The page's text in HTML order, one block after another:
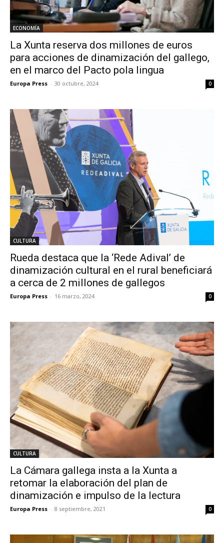
ECONOMÍA
La Xunta reserva dos millones de euros
para acciones de dinamización del gallego,
en el marco del Pacto pola lingua
Europa Press - 30 octubre, 2024 0
CULTURA
Rueda destaca que la ‘Rede Adival’ de
dinamización cultural en el rural beneficiará
a cerca de 2 millones de gallegos
Europa Press - 16 marzo, 2024 0
CULTURA
La Cámara gallega insta a la Xunta a
retomar la elaboración del plan de
dinamización e impulso de la lectura
Europa Press - 8 septiembre, 2021 0